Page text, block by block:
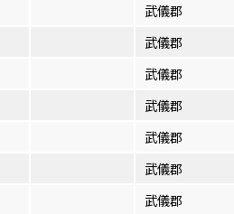
武儀郡
武儀郡
武儀郡
武儀郡
武儀郡
武儀郡
武儀郡